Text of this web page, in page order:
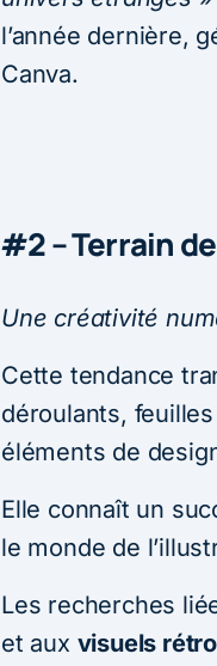
l’année dernière,
Canva.
#2 – Terrain
Une créativité
Cette tendance
déroulants,
éléments de
Elle connaît un
le monde de
Les recherches
et aux visuels